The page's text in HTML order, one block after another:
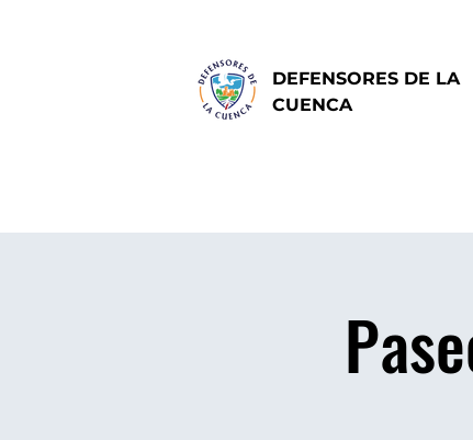
DEFENSORES DE LA
CUENCA